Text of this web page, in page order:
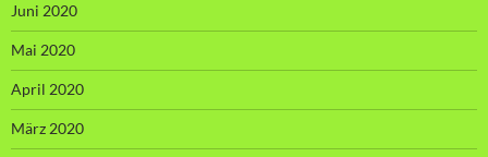
Juni 2020
Mai 2020
April 2020
März 2020